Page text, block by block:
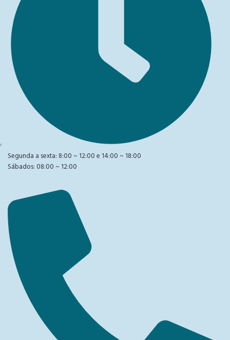
Segunda a sexta: 8:00 ~ 12:00 e 14:00 ~ 18:00
Sábados: 08:00 ~ 12:00